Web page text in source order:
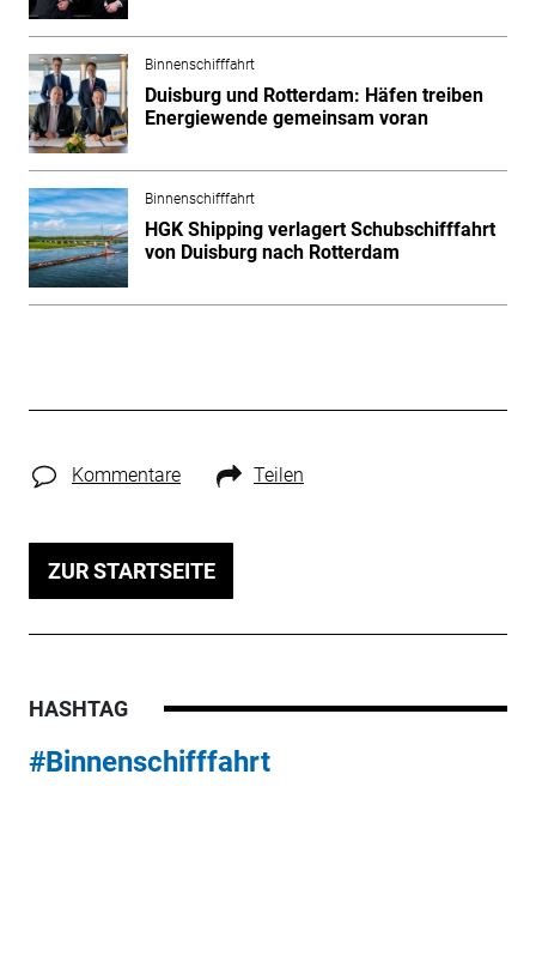
Binnenschifffahrt
Duisburg und Rotterdam: Häfen treiben
Energiewende gemeinsam voran
Binnenschifffahrt
HGK Shipping verlagert Schubschifffahrt
von Duisburg nach Rotterdam
Kommentare Teilen
ZUR STARTSEITE
HASHTAG
#Binnenschifffahrt